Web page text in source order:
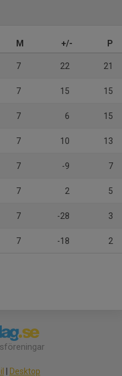
M +/- P
7 22 21
7 15 15
7 6 15
7 10 13
7 -9 7
7 2 5
7 -28 3
7 -18 2
Desktop